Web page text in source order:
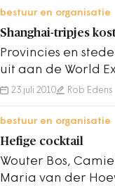
bestuur en organisatie
Shanghai-tripjes
Provincies en
uit aan de World
provincies gaf
23 juli 2010 Rob Edens
bestuur en organisatie
Hefige cocktail
Wouter Bos,
Maria van der